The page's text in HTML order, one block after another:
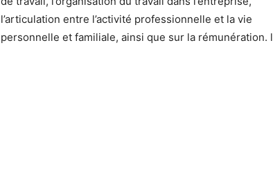
l’articulation entre l’activité professionnelle et la vie
personnelle et familiale, ainsi que sur la rémunération. l